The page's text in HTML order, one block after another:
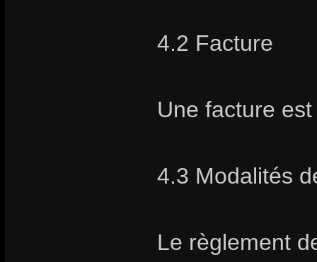
4.2 Facture
Une facture
4.3 Modalités
Le règlement